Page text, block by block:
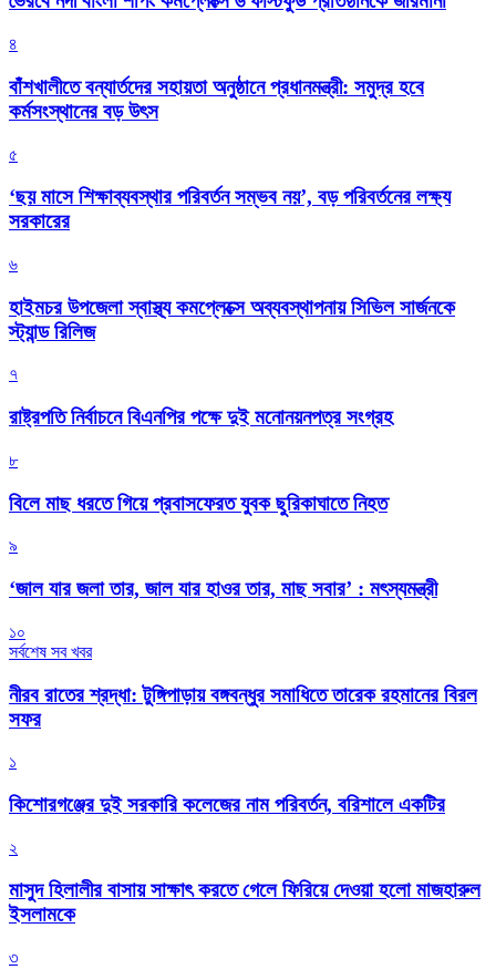
৪
বাঁশখালীতে বন্যার্তদের সহায়তা অনুষ্ঠানে প্রধানমন্ত্রী: সমুদ্র হবে
কর্মসংস্থানের বড় উৎস
৫
‘ছয় মাসে শিক্ষাব্যবস্থার পরিবর্তন সম্ভব নয়’, বড় পরিবর্তনের লক্ষ্য
সরকারের
৬
হাইমচর উপজেলা স্বাস্থ্য কমপ্লেক্সে অব্যবস্থাপনায় সিভিল সার্জনকে
স্ট্যান্ড রিলিজ
৭
রাষ্ট্রপতি নির্বাচনে বিএনপির পক্ষে দুই মনোনয়নপত্র সংগ্রহ
৮
বিলে মাছ ধরতে গিয়ে প্রবাসফেরত যুবক ছুরিকাঘাতে নিহত
৯
‘জাল যার জলা তার, জাল যার হাওর তার, মাছ সবার’ : মৎস্যমন্ত্রী
১০
সর্বশেষ সব খবর
নীরব রাতের শ্রদ্ধা: টুঙ্গিপাড়ায় বঙ্গবন্ধুর সমাধিতে তারেক রহমানের বিরল
সফর
১
কিশোরগঞ্জের দুই সরকারি কলেজের নাম পরিবর্তন, বরিশালে একটির
২
মাসুদ হিলালীর বাসায় সাক্ষাৎ করতে গেলে ফিরিয়ে দেওয়া হলো মাজহারুল
ইসলামকে
৩